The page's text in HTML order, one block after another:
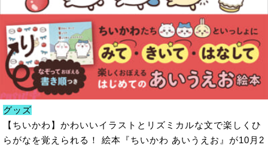
グッズ
【ちいかわ】かわいいイラストとリズミカルな文で楽しくひ
らがなを覚えられる！ 絵本『ちいかわ あいうえお』が10月2